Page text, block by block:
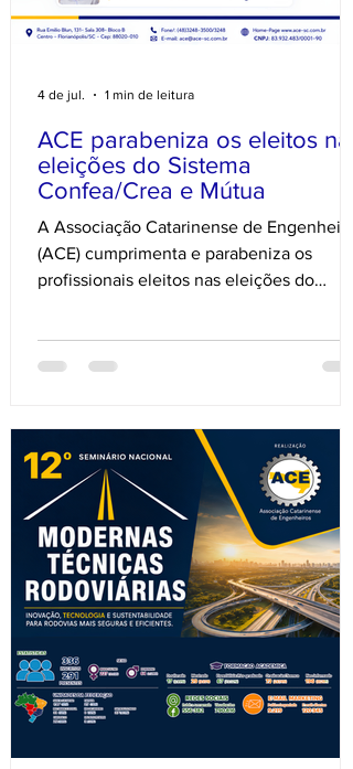
ACE parabeniza os eleitos nas
eleições do Sistema
Confea/Crea e Mútua
A Associação Catarinense de
(ACE) cumprimenta e parabeniza os
profissionais eleitos nas eleições do
pleno êxito aos novos representantes,
fortalecimento da Engenharia, da
Agronomia e das Geociências, da
valorização dos profissionais e do
desenvolvimento sustentável do país. Os
profissionais eleitos foram: Preside
4 de jul. 1 min de leitura